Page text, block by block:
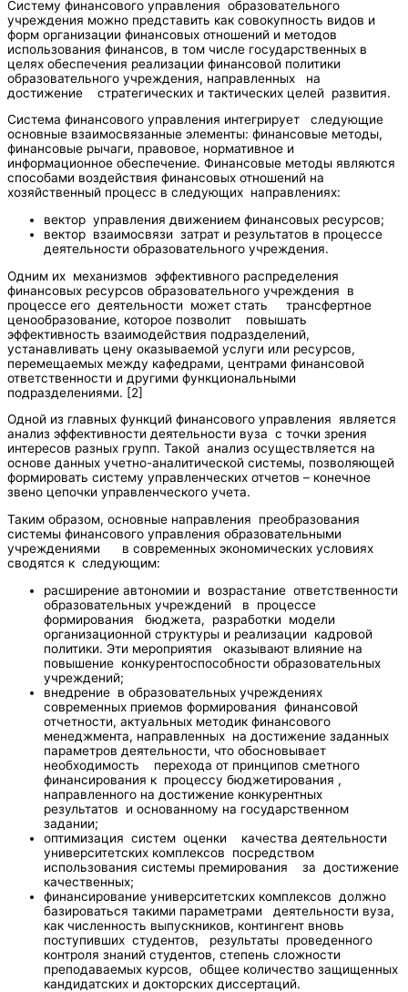
Систему финансового управления образовательного
учреждения можно представить как совокупность видов и
форм организации финансовых отношений и методов
использования финансов, в том числе государственных в
целях обеспечения реализации финансовой политики
образовательного учреждения, направленных на
достижение стратегических и тактических целей развития.
Система финансового управления интегрирует следующие
основные взаимосвязанные элементы: финансовые методы,
финансовые рычаги, правовое, нормативное и
информационное обеспечение. Финансовые методы являются
способами воздействия финансовых отношений на
хозяйственный процесс в следующих направлениях:
вектор управления движением финансовых ресурсов;
вектор взаимосвязи затрат и результатов в процессе
деятельности образовательного учреждения.
Одним их механизмов эффективного распределения
финансовых ресурсов образовательного учреждения в
процессе его деятельности может стать трансфертное
ценообразование, которое позволит повышать
эффективность взаимодействия подразделений,
устанавливать цену оказываемой услуги или ресурсов,
перемещаемых между кафедрами, центрами финансовой
ответственности и другими функциональными
подразделениями. [2]
Одной из главных функций финансового управления является
анализ эффективности деятельности вуза с точки зрения
интересов разных групп. Такой анализ осуществляется на
основе данных учетно-аналитической системы, позволяющей
формировать систему управленческих отчетов – конечное
звено цепочки управленческого учета.
Таким образом, основные направления преобразования
системы финансового управления образовательными
учреждениями в современных экономических условиях
сводятся к следующим:
расширение автономии и возрастание ответственности
образовательных учреждений в процессе
формирования бюджета, разработки модели
организационной структуры и реализации кадровой
политики. Эти мероприятия оказывают влияние на
повышение конкурентоспособности образовательных
учреждений;
внедрение в образовательных учреждениях
современных приемов формирования финансовой
отчетности, актуальных методик финансового
менеджмента, направленных на достижение заданных
параметров деятельности, что обосновывает
необходимость перехода от принципов сметного
финансирования к процессу бюджетирования ,
направленного на достижение конкурентных
результатов и основанному на государственном
задании;
оптимизация систем оценки качества деятельности
университетских комплексов посредством
использования системы премирования за достижение
качественных;
финансирование университетских комплексов должно
базироваться такими параметрами деятельности вуза,
как численность выпускников, контингент вновь
поступивших студентов, результаты проведенного
контроля знаний студентов, степень сложности
преподаваемых курсов, общее количество защищенных
кандидатских и докторских диссертаций.